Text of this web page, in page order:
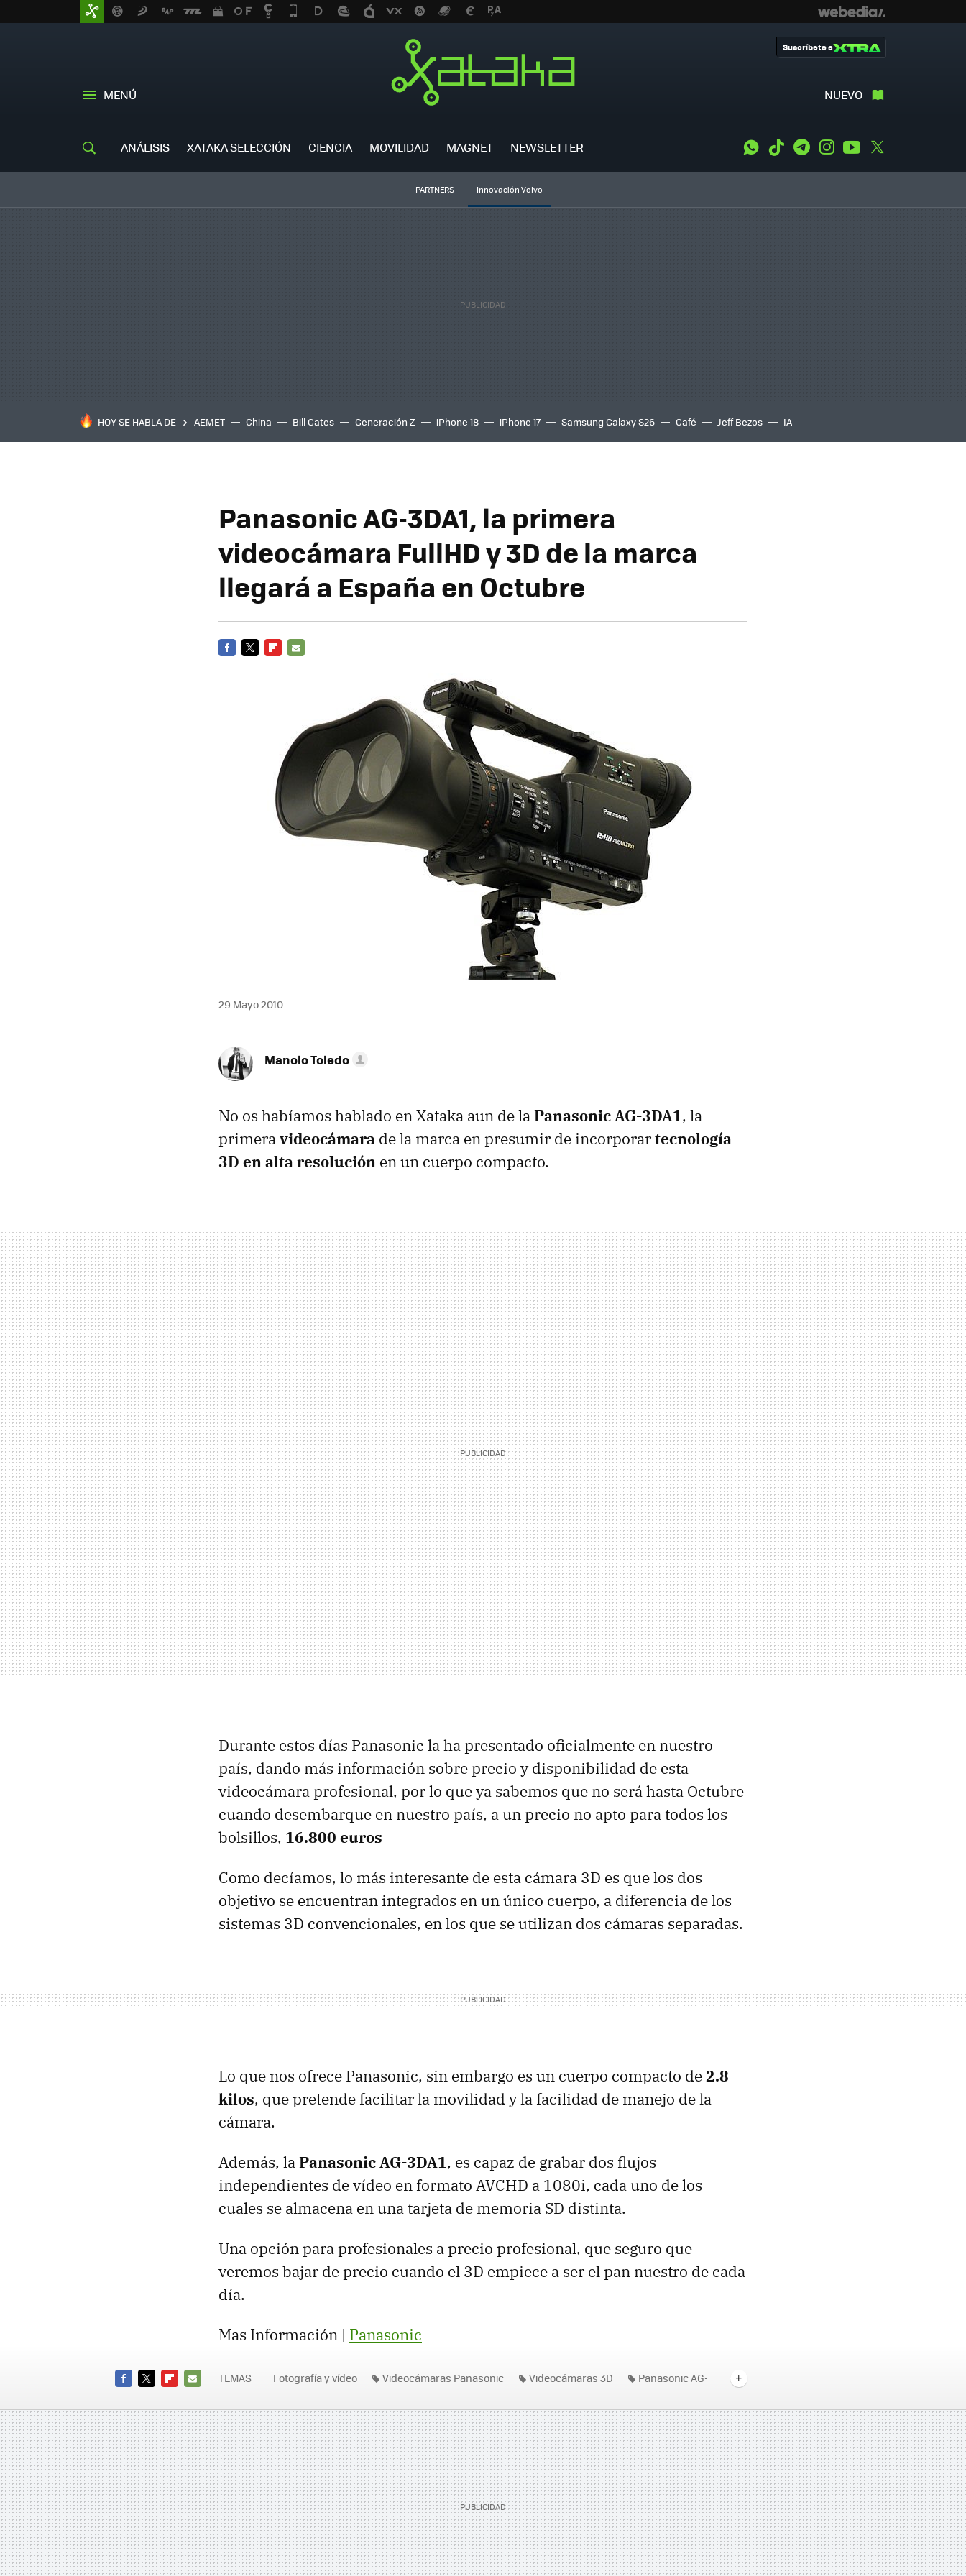
MENÚ NUEVO
Suscríbete a
ANÁLISIS XATAKA SELECCIÓN CIENCIA MOVILIDAD MAGNET NEWSLETTER WhatsApp
Tiktok TelegramInstagramYoutube
PARTNERS Innovación Volvo
HOY SE HABLA DE AEMET China Bill Gates Generación Z iPhone 18 iPhone 17 Samsung Galaxy S26 Café Jeff Bezos IA
Panasonic AG-3DA1, la primera
videocámara FullHD y 3D de la marca
llegará a España en Octubre
29 Mayo 2010
Manolo Toledo
No os habíamos hablado en Xataka aun de laPanasonic AG-3DA1, la
primeravideocámara de la marca en presumir de incorporartecnología
3D en alta resolución en un cuerpo compacto.
Durante estos días Panasonic la ha presentado oficialmente en nuestro
país, dando más información sobre precio y disponibilidad de esta
videocámara profesional, por lo que ya sabemos que no será hasta Octubre
cuando desembarque en nuestro país, a un precio no apto para todos los
bolsillos, 16.800 euros
Como decíamos, lo más interesante de esta cámara 3D es que los dos
objetivo se encuentran integrados en un único cuerpo, a diferencia de los
sistemas 3D convencionales, en los que se utilizan dos cámaras separadas.
Lo que nos ofrece Panasonic, sin embargo es un cuerpo compacto de2.8
kilos, que pretende facilitar la movilidad y la facilidad de manejo de la
cámara.
Además, laPanasonic AG-3DA1, es capaz de grabar dos flujos
independientes de vídeo en formato AVCHD a 1080i, cada uno de los
cuales se almacena en una tarjeta de memoria SD distinta.
Una opción para profesionales a precio profesional, que seguro que
veremos bajar de precio cuando el 3D empiece a ser el pan nuestro de cada
día.
Mas Información | Panasonic
MAIL
TEMAS Fotografía y vídeo Videocámaras Panasonic Videocámaras 3D
Panasonic AG-